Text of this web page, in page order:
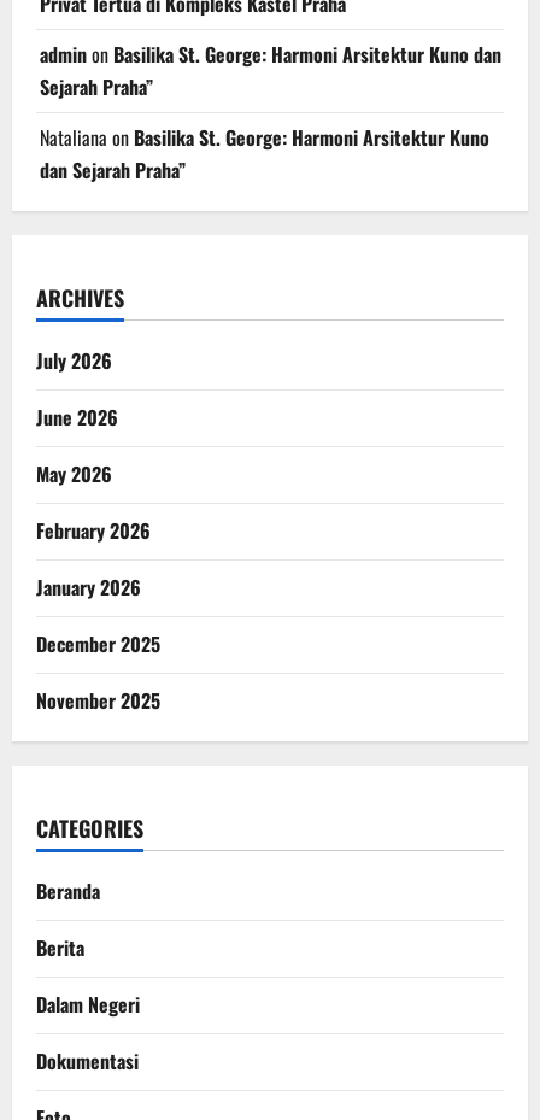
adminon Basilika St. George: Harmoni Arsitektur Kuno dan
Sejarah Praha”
Nataliana on Basilika St. George: Harmoni Arsitektur Kuno
dan Sejarah Praha”
ARCHIVES
July 2026
June 2026
May 2026
February 2026
January 2026
December 2025
November 2025
CATEGORIES
Beranda
Berita
Dalam Negeri
Dokumentasi